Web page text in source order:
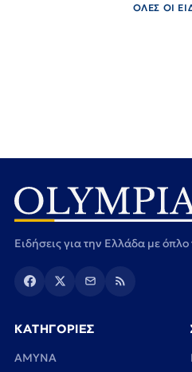
ΟΛΕΣ ΟΙ
Ειδήσεις για την Ελλάδα με
ΚΑΤΗΓΟΡΙΕΣ
ΑΜΥΝΑ